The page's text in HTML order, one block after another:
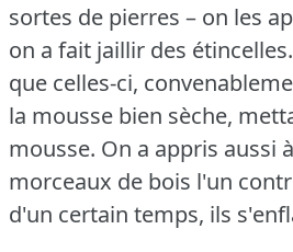
sortes de pierres – on les
on a fait jaillir des étincelles.
que celles-ci,
la mousse bien sèche,
mousse. On a appris aussi
morceaux de bois l'un
d'un certain temps, ils